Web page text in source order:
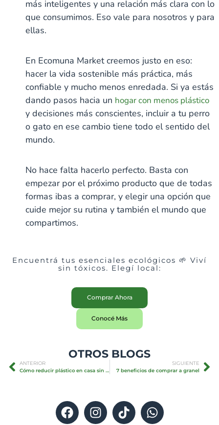
más inteligentes y una relación más clara con lo
que consumimos. Eso vale para nosotros y para
ellas.
En Ecomuna Market creemos justo en eso:
hacer la vida sostenible más práctica, más
confiable y mucho menos enredada. Si ya estás
dando pasos hacia un hogar con menos plástico
y decisiones más conscientes, incluir a tu perro
o gato en ese cambio tiene todo el sentido del
mundo.
No hace falta hacerlo perfecto. Basta con
empezar por el próximo producto que de todas
formas ibas a comprar, y elegir una opción que
cuide mejor su rutina y también el mundo que
compartimos.
Encuentrá tus esenciales ecológicos 🌱 Viví
sin tóxicos. Elegí local:
Comprar Ahora
Conocé Más
OTROS BLOGS
ANTERIOR
Cómo reducir plástico en casa sin complicarte
SIGUIENTE
7 beneficios de comprar a granel